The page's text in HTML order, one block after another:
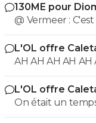
130ME pour
nouvelle offre
@ Vermeer :
cas très très
que l'autre porc
L'OL offre
condition
AH AH AH AH AH
L'OL offre
condition
On était un
Rodriguez... En